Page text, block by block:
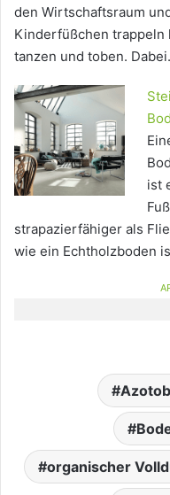
den Wirtschaftsraum
Kinderfüßchen trappeln
tanzen und toben.
ist
strapazierfähiger als
wie ein Echtholzboden
organischer